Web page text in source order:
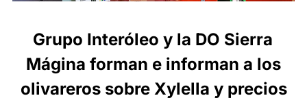
Grupo Interóleo y la DO Sierra
Mágina forman e informan a los
olivareros sobre Xylella y precios